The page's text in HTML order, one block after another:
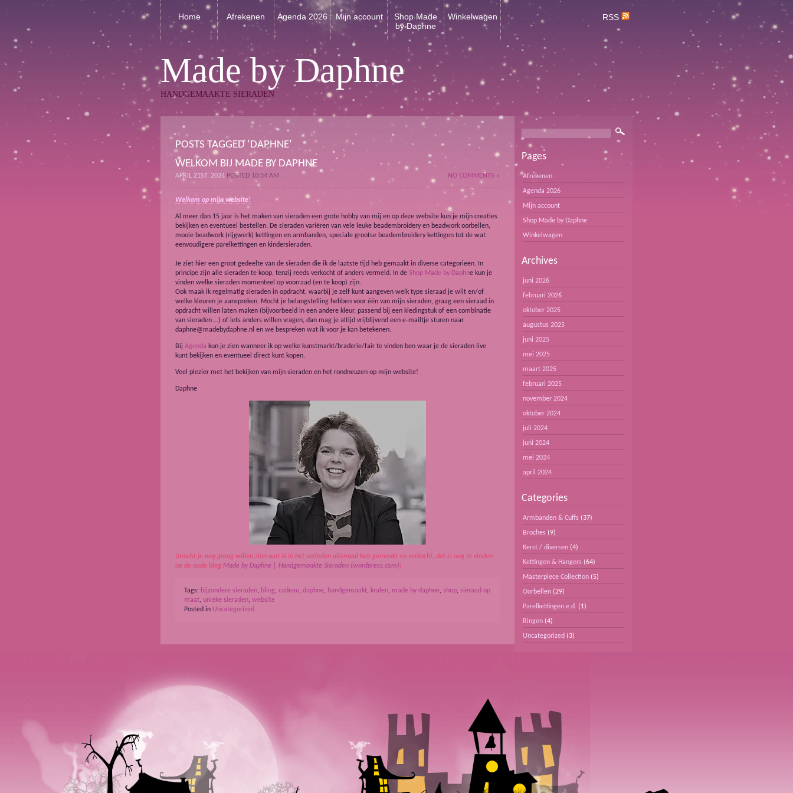
Home Afrekenen Agenda 2026 Mijn account
Shop Made
by Daphne
Winkelwagen RSS
Made by Daphne
HANDGEMAAKTE SIERADEN
POSTS TAGGED ‘DAPHNE’
WELKOM BIJ MADE BY DAPHNE
NO COMMENTS »
APRIL 21ST, 2024 POSTED 10:34 AM
Welkom op mijn website!
Al meer dan 15 jaar is het maken van sieraden een grote hobby van mij en op deze website kun je mijn creaties
bekijken en eventueel bestellen. De sieraden variëren van vele leuke beadembroidery en beadwork oorbellen,
mooie beadwork (rijgwerk) kettingen en armbanden, speciale grootse beadembroidery kettingen tot de wat
eenvoudigere parelkettingen en kindersieraden.
Je ziet hier een groot gedeelte van de sieraden die ik de laatste tijd heb gemaakt in diverse categorieën. In
principe zijn alle sieraden te koop, tenzij reeds verkocht of anders vermeld. In de Shop Made by Daphne kun je
vinden welke sieraden momenteel op voorraad (en te koop) zijn.
Ook maak ik regelmatig sieraden in opdracht, waarbij je zelf kunt aangeven welk type sieraad je wilt en/of
welke kleuren je aanspreken. Mocht je belangstelling hebben voor één van mijn sieraden, graag een sieraad in
opdracht willen laten maken (bijvoorbeeld in een andere kleur, passend bij een kledingstuk of een combinatie
van sieraden …) of iets anders willen vragen, dan mag je altijd vrijblijvend een e-mailtje sturen naar
daphne@madebydaphne.nl en we bespreken wat ik voor je kan betekenen.
Bij Agenda kun je zien wanneer ik op welke kunstmarkt/braderie/fair te vinden ben waar je de sieraden live
kunt bekijken en eventueel direct kunt kopen.
Veel plezier met het bekijken van mijn sieraden en het rondneuzen op mijn website!
Daphne
(mocht je nog graag willen zien wat ik in het verleden allemaal heb gemaakt en verkocht, dat is nog te vinden
op de oude blog Made by Daphne | Handgemaakte Sieraden (wordpress.com))
Tags: bijzondere sieraden, bling, cadeau, daphne, handgemaakt, kralen, made by daphne, shop, sieraad op
maat, unieke sieraden, website
Posted in Uncategorized
Pages
Afrekenen
Agenda 2026
Mijn account
Shop Made by Daphne
Winkelwagen
Archives
juni 2026
februari 2026
oktober 2025
augustus 2025
juni 2025
mei 2025
maart 2025
februari 2025
november 2024
oktober 2024
juli 2024
juni 2024
mei 2024
april 2024
Categories
Armbanden & Cuffs (37)
Broches (9)
Kerst / diversen (4)
Kettingen & Hangers (64)
Masterpiece Collection (5)
Oorbellen (29)
Parelkettingen e.d. (1)
Ringen (4)
Uncategorized (3)